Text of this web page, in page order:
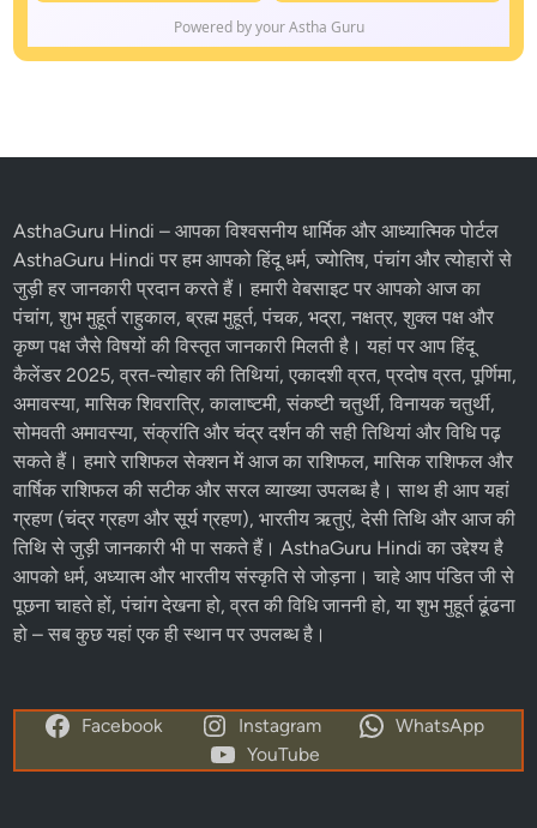
Powered by your Astha Guru
AsthaGuru Hindi– आपका विश्वसनीय धार्मिक और आध्यात्मिक पोर्टल
AsthaGuru Hindi पर हम आपको हिंदू धर्म, ज्योतिष,पंचांगऔरत्योहारोंसे
जुड़ी हर जानकारी प्रदान करते हैं। हमारी वेबसाइट पर आपको आज का
पंचांग, शुभ मुहूर्त राहुकाल, ब्रह्म मुहूर्त, पंचक, भद्रा, नक्षत्र, शुक्ल पक्ष और
कृष्ण पक्ष जैसे विषयों की विस्तृत जानकारी मिलती है। यहां पर आप हिंदू
कैलेंडर 2025,व्रत-त्योहार की तिथियां,एकादशी व्रत, प्रदोष व्रत, पूर्णिमा,
अमावस्या, मासिक शिवरात्रि, कालाष्टमी, संकष्टी चतुर्थी, विनायक चतुर्थी,
सोमवती अमावस्या, संक्रांति और चंद्र दर्शन की सही तिथियां और विधि पढ़
सकते हैं। हमारेराशिफलसेक्शन मेंआज का राशिफल, मासिक राशिफल और
वार्षिक राशिफल की सटीक और सरल व्याख्या उपलब्ध है। साथ ही आप यहां
ग्रहण (चंद्र ग्रहण और सूर्य ग्रहण), भारतीय ऋतुएं, देसी तिथि और आज की
तिथि से जुड़ी जानकारी भी पा सकते हैं। AsthaGuru Hindi का उद्देश्य है
आपको धर्म, अध्यात्म और भारतीय संस्कृति से जोड़ना। चाहे आप पंडित जी से
पूछना चाहते हों, पंचांग देखना हो, व्रत की विधि जाननी हो, या शुभ मुहूर्त ढूंढना
हो – सब कुछ यहां एक ही स्थान पर उपलब्ध है।
Facebook Instagram
WhatsApp
YouTube